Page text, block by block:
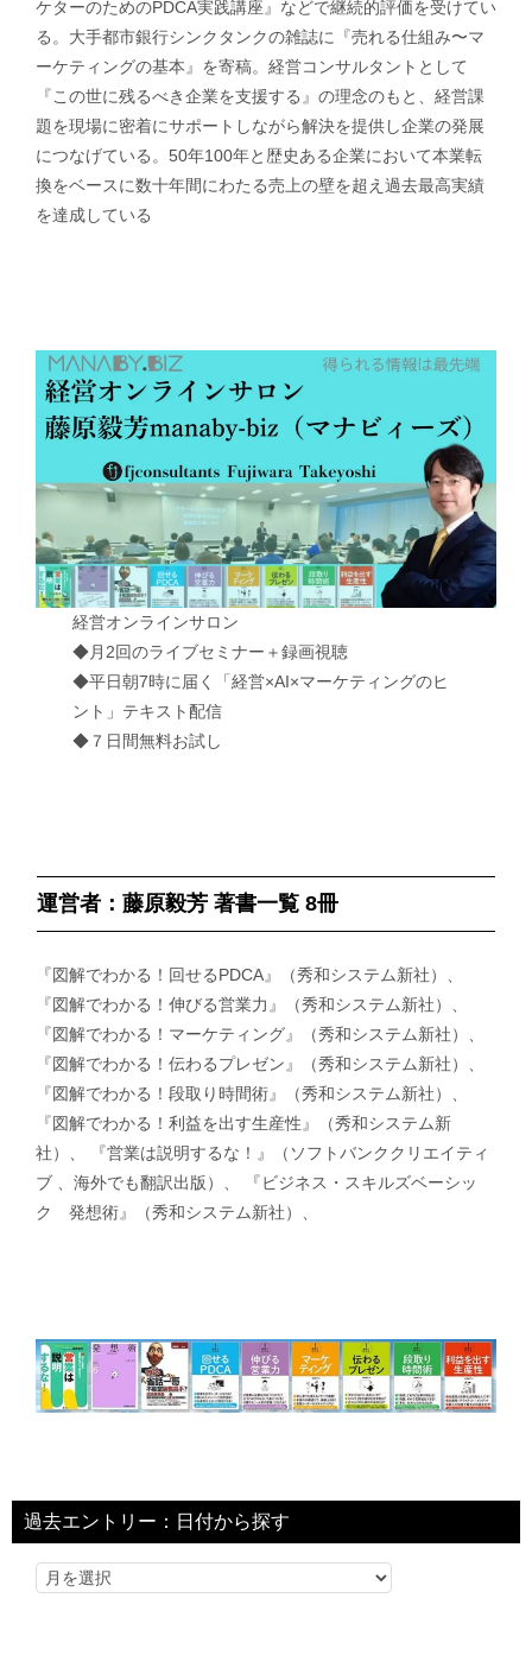
ケターのためのPDCA実践講座』などで継続的評価を受けてい
る。大手都市銀行シンクタンクの雑誌に『売れる仕組み〜マ
ーケティングの基本』を寄稿。経営コンサルタントとして
『この世に残るべき企業を支援する』の理念のもと、経営課
題を現場に密着にサポートしながら解決を提供し企業の発展
につなげている。50年100年と歴史ある企業において本業転
換をベースに数十年間にわたる売上の壁を超え過去最高実績
を達成している
経営オンラインサロン
◆月2回のライブセミナー＋録画視聴
◆平日朝7時に届く「経営×AI×マーケティングのヒ
ント」テキスト配信
◆７日間無料お試し
運営者：藤原毅芳 著書一覧 8冊
『図解でわかる！回せるPDCA』（秀和システム新社）、
『図解でわかる！伸びる営業力』（秀和システム新社）、
『図解でわかる！マーケティング』（秀和システム新社）、
『図解でわかる！伝わるプレゼン』（秀和システム新社）、
『図解でわかる！段取り時間術』（秀和システム新社）、
『図解でわかる！利益を出す生産性』（秀和システム新
社）、 『営業は説明するな！』（ソフトバンククリエイティ
ブ 、海外でも翻訳出版）、 『ビジネス・スキルズベーシッ
ク 発想術』（秀和システム新社）、
過去エントリー：日付から探す